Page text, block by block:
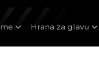
Hrana za glavu